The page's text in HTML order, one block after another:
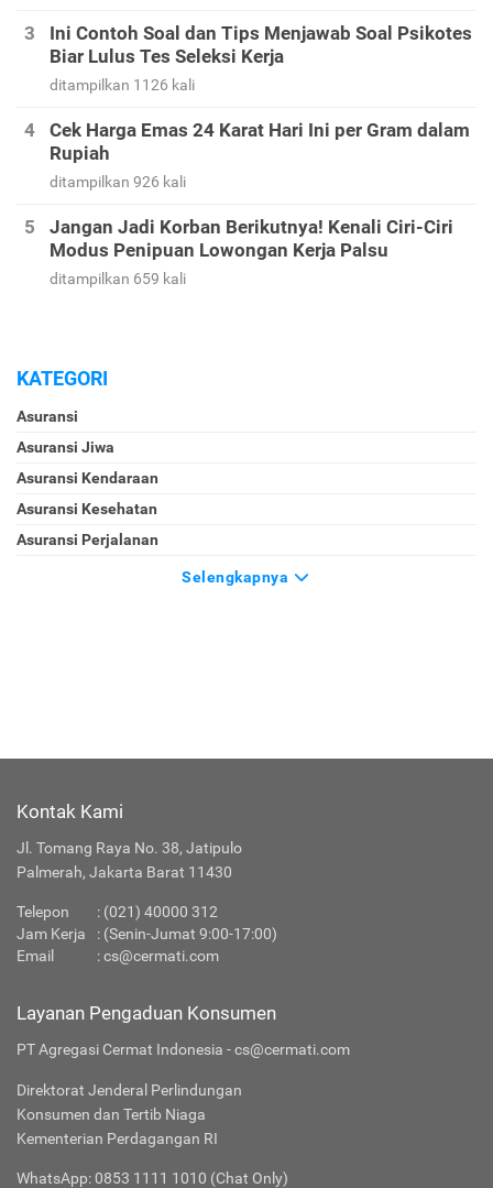
Ini Contoh Soal dan Tips Menjawab Soal Psikotes
Biar Lulus Tes Seleksi Kerja
ditampilkan 1126 kali
Cek Harga Emas 24 Karat Hari Ini per Gram dalam
Rupiah
ditampilkan 926 kali
Jangan Jadi Korban Berikutnya! Kenali Ciri-Ciri
Modus Penipuan Lowongan Kerja Palsu
ditampilkan 659 kali
KATEGORI
Asuransi
Asuransi Jiwa
Asuransi Kendaraan
Asuransi Kesehatan
Asuransi Perjalanan
Selengkapnya
Kontak Kami
Jl. Tomang Raya No. 38, Jatipulo
Palmerah, Jakarta Barat 11430
Telepon : (021) 40000 312
Jam Kerja
: (Senin-Jumat 9:00-17:00)
Email
:cs@cermati.com
Layanan Pengaduan Konsumen
PT Agregasi Cermat Indonesia - cs@cermati.com
Direktorat Jenderal Perlindungan
Konsumen dan Tertib Niaga
Kementerian Perdagangan RI
WhatsApp: 0853 1111 1010 (Chat Only)